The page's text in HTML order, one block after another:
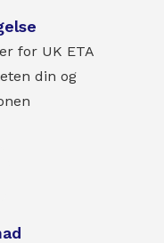
for UK ETA
din og